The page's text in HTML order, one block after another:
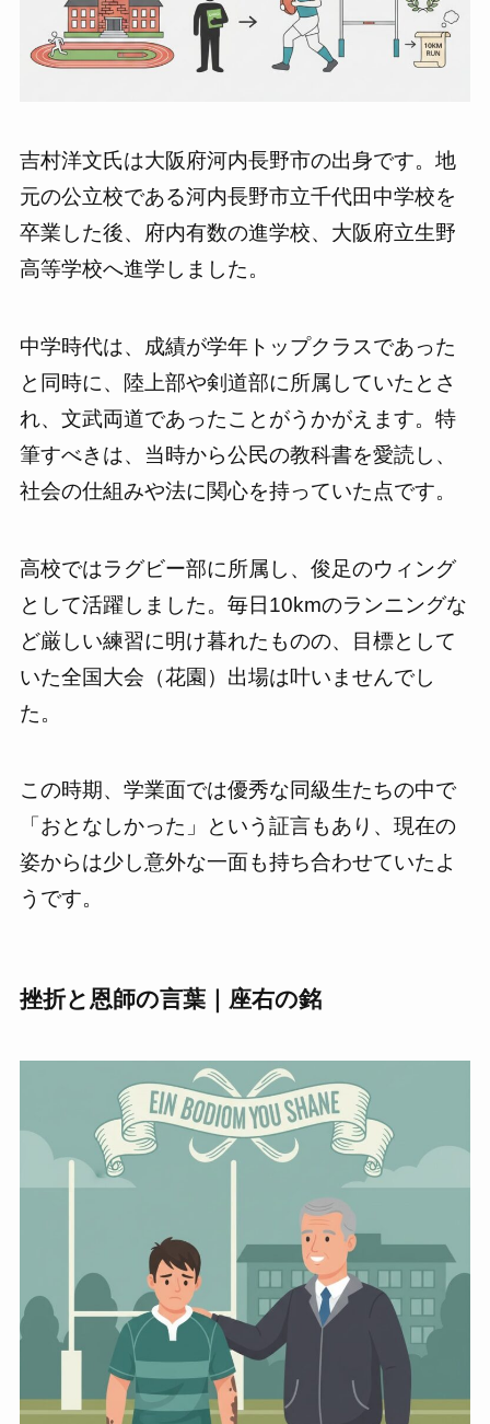
吉村洋文氏は大阪府河内長野市の出身です。地
元の公立校である河内長野市立千代田中学校を
卒業した後、府内有数の進学校、大阪府立生野
高等学校へ進学しました。
中学時代は、成績が学年トップクラスであった
と同時に、陸上部や剣道部に所属していたとさ
れ、文武両道であったことがうかがえます。特
筆すべきは、当時から公民の教科書を愛読し、
社会の仕組みや法に関心を持っていた点です。
高校ではラグビー部に所属し、俊足のウィング
として活躍しました。毎日10kmのランニングな
ど厳しい練習に明け暮れたものの、目標として
いた全国大会（花園）出場は叶いませんでし
た。
この時期、学業面では優秀な同級生たちの中で
「おとなしかった」という証言もあり、現在の
姿からは少し意外な一面も持ち合わせていたよ
うです。
挫折と恩師の言葉｜座右の銘